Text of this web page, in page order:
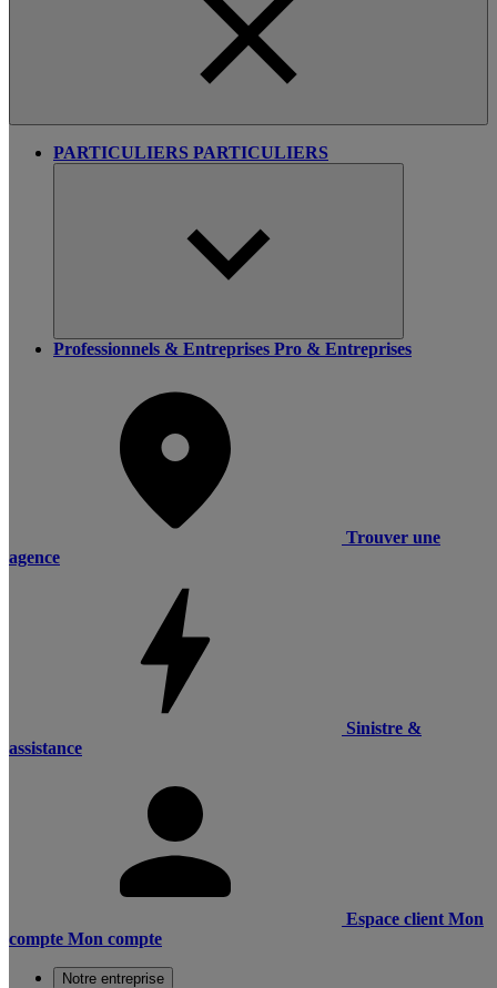
PARTICULIERS PARTICULIERS
Professionnels & Entreprises Pro & Entreprises
Trouver une
agence
Sinistre &
assistance
Espace client Mon
compte Mon compte
Notre entreprise